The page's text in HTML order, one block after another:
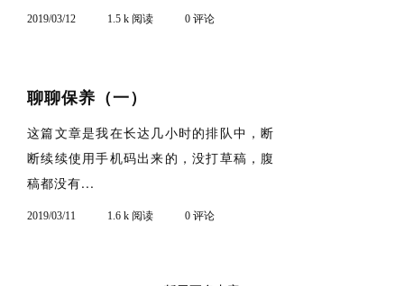
2019/03/12 1.5 k 阅读 0 评论
聊聊保养（一）
这篇文章是我在长达几小时的排队中，断
断续续使用手机码出来的，没打草稿，腹
稿都没有...
2019/03/11 1.6 k 阅读 0 评论